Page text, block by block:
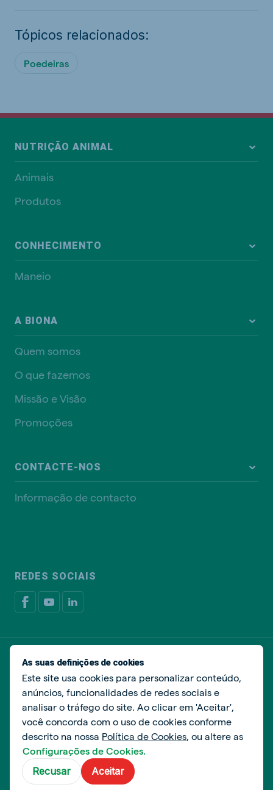
Tópicos relacionados:
Poedeiras
NUTRIÇÃO ANIMAL
Animais
Produtos
CONHECIMENTO
Maneio
A BIONA
Quem somos
O que fazemos
Missão e Visão
Promoções
CONTACTE-NOS
Informação de contacto
REDES SOCIAIS
Política de privacidadePolítica de cookies
Livro de Reclamações
© De Heus Nutrição Animal
As suas definições de cookies
Este site usa cookies para personalizar conteúdo,
anúncios, funcionalidades de redes sociais e
analisar o tráfego do site. Ao clicar em 'Aceitar',
você concorda com o uso de cookies conforme
descrito na nossa Política de Cookies, ou altere as
Configurações de Cookies.
Recusar Aceitar